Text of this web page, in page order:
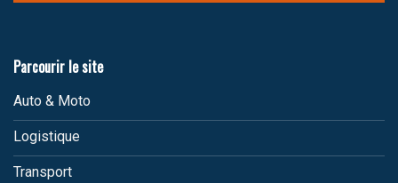
Parcourir le site
Auto & Moto
Logistique
Transport